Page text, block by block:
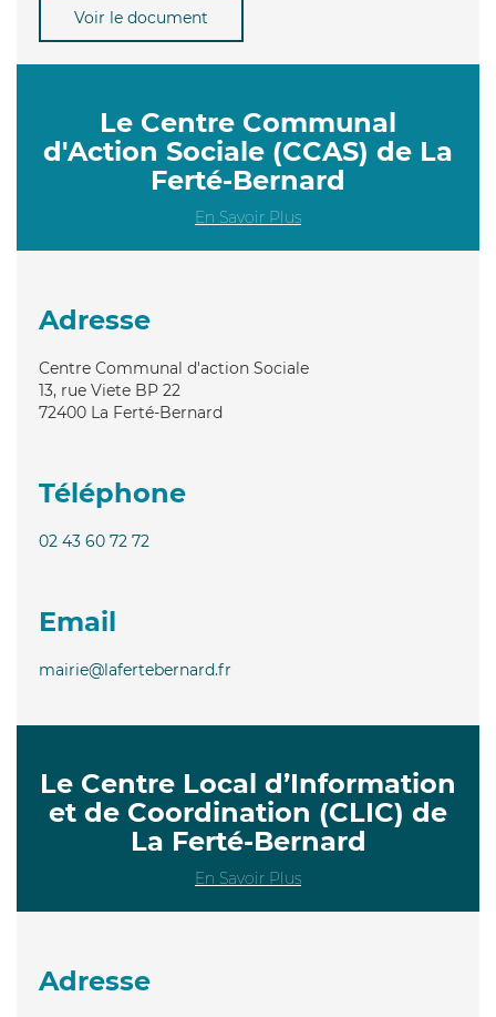
Voir le document
Le Centre Communal
d'Action Sociale (CCAS) de La
Ferté-Bernard
En Savoir Plus
Adresse
Centre Communal d'action Sociale
13, rue Viete BP 22
72400 La Ferté-Bernard
Téléphone
02 43 60 72 72
Email
mairie@lafertebernard.fr
Le Centre Local d’Information
et de Coordination (CLIC) de
La Ferté-Bernard
En Savoir Plus
Adresse